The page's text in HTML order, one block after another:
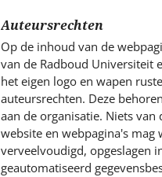
Auteursrechten
Op de inhoud van de
van de Radboud Universiteit
het eigen logo en wapen
auteursrechten. Deze
aan de organisatie. Niets van
website en webpagina's mag
verveelvoudigd, opgeslagen
geautomatiseerd